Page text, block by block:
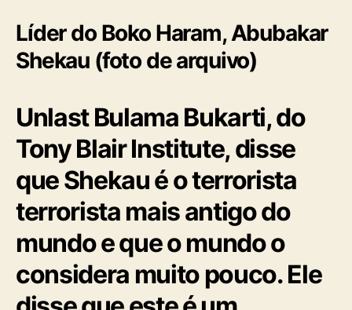
Líder do Boko Haram, Abubakar
Shekau (foto de arquivo)
Unlast Bulama Bukarti, do
Tony Blair Institute, disse
que Shekau é o terrorista
terrorista mais antigo do
mundo e que o mundo o
considera muito pouco. Ele